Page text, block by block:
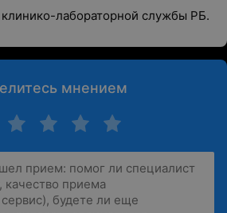
клинико-лабораторной службы РБ.
мнением